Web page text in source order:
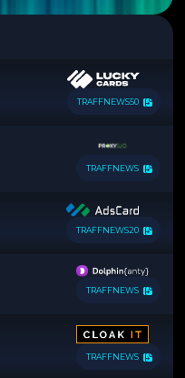
TRAFFNEWS50
TRAFFNEWS
TRAFFNEWS20
TRAFFNEWS
TRAFFNEWS